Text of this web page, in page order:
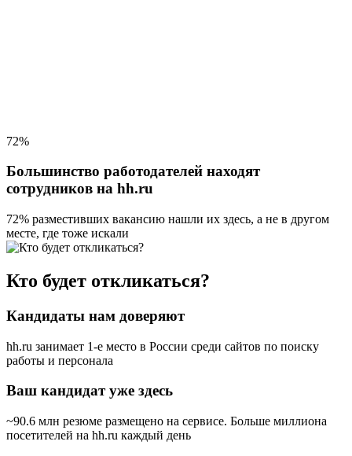
72%
Большинство работодателей находят
сотрудников на hh.ru
72% разместивших вакансию нашли их здесь, а не в другом
месте, где тоже искали
Кто будет откликаться?
Кандидаты нам доверяют
hh.ru занимает 1-е место в России среди сайтов по поиску
работы и персонала
Ваш кандидат уже здесь
~90.6 млн резюме размещено на сервисе. Больше миллиона
посетителей на hh.ru каждый день